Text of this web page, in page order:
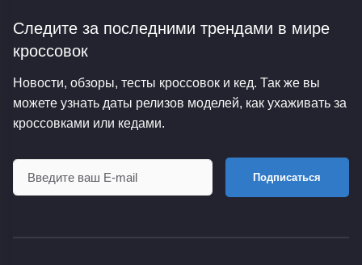
Следите за последними трендами в мире
кроссовок
Новости, обзоры, тесты кроссовок и кед. Так же вы
можете узнать даты релизов моделей, как ухаживать за
кроссовками или кедами.
Подписаться